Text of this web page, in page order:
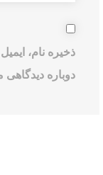
ذخیره نام،
دوباره